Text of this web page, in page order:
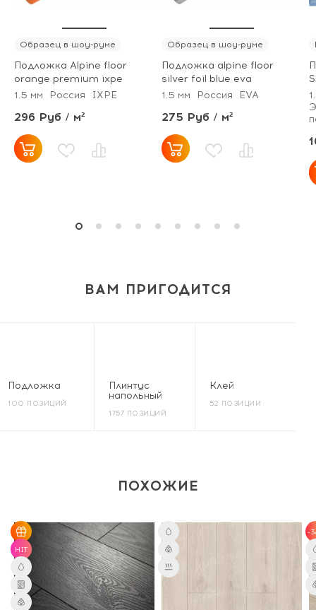
Образец в шоу-руме
Подложка Alpine floor
orange premium ixpe
1.5 мм
Россия IXPE
296 Руб / м²
Образец в шоу-руме
Подложка alpine floor
silver foil blue eva
1.5 мм
Россия EVA
275 Руб / м²
ВАМ ПРИГОДИТСЯ
Подложка
100 ПОЗИЦИЙ
Плинтус
напольный
1757 ПОЗИЦИЙ
Клей
52 ПОЗИЦИИ
ПОХОЖИЕ
HIT
-